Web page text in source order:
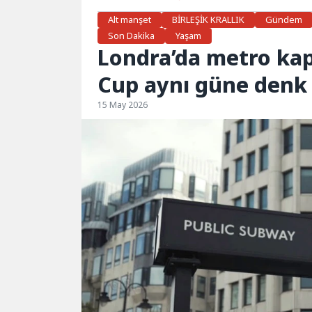
Alt manşet
BİRLEŞİK KRALLIK Gündem
Son Dakika
Yaşam
Londra’da metro
Cup aynı güne
15 May 2026